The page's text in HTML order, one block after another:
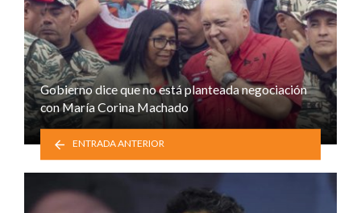
Gobierno dice que no está planteada negociación
con María Corina Machado
ENTRADA ANTERIOR